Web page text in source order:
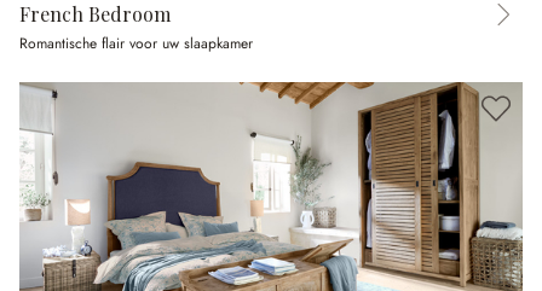
French Bedroom
Romantische flair voor uw slaapkamer